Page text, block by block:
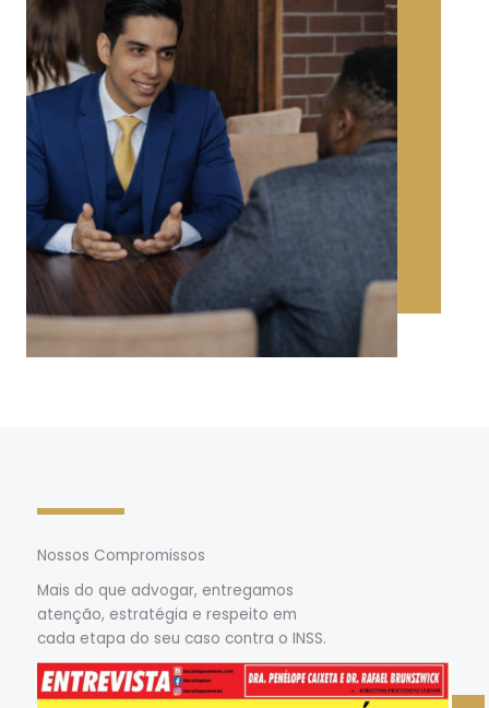
Nossos Compromissos
Mais do que advogar, entregamos
atenção, estratégia e respeito em
cada etapa do seu caso contra o INSS.